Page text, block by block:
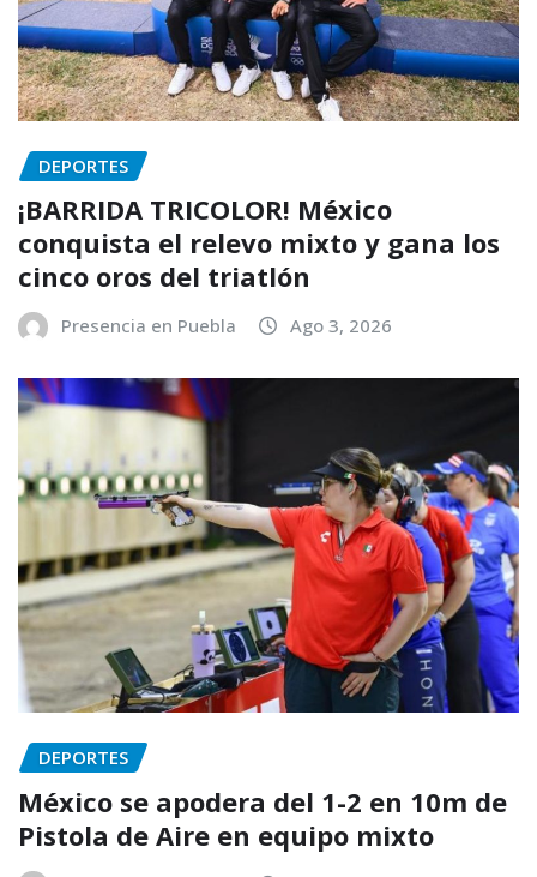
DEPORTES
¡BARRIDA TRICOLOR! México
conquista el relevo mixto y gana los
cinco oros del triatlón
Presencia en Puebla Ago 3, 2026
DEPORTES
México se apodera del 1-2 en 10m de
Pistola de Aire en equipo mixto